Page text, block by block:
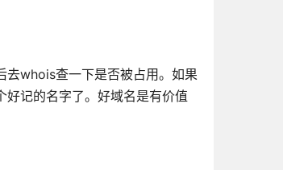
去whois查一下是否被占用。如果
记的名字了。好域名是有价值